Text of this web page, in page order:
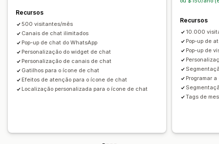
Recursos
500 visitantes/mês
Canais de chat ilimitados
Pop-up de chat do WhatsApp
Personalização do widget de chat
Personalização de canais de chat
Gatilhos para o ícone de chat
Efeitos de atenção para o ícone de chat
Localização personalizada para o ícone de chat
Recursos
10.000
Pop-up de
Pop-up de
Programar
Tags de